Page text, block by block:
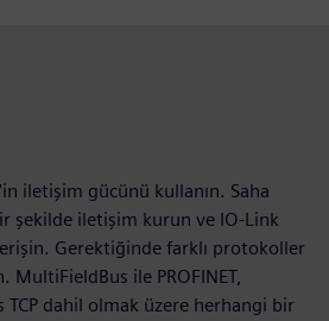
iletişim gücünü kullanın. Saha
şekilde iletişim kurun ve IO-Link
erişin. Gerektiğinde farklı protokoller
MultiFieldBus ile PROFINET,
TCP dahil olmak üzere herhangi bir